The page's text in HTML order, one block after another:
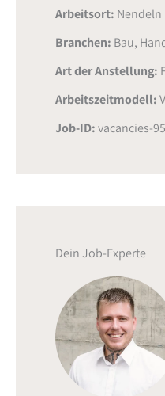
Arbeitsort: Nendeln
Branchen: Bau,
Art der Anstellung:
Arbeitszeitmodell:
Job-ID:vacancies-
Dein Job-Experte